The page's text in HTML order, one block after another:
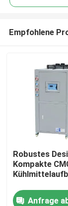
Empfohlene
Robustes
Kompakte
Anfrage